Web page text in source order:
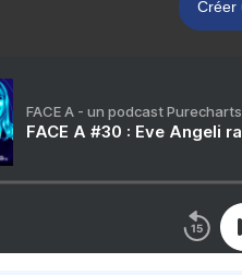
Créer
FACE A - un podcast Purecharts
FACE A #30 : Eve Angeli